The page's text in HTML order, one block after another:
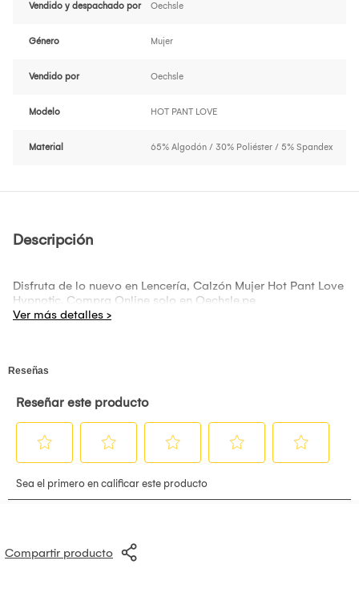
Vendido y despachado por Oechsle
Género Mujer
Vendido por Oechsle
Modelo HOT PANT LOVE
Material 65% Algodón / 30% Poliéster / 5% Spandex
Descripción
Disfruta de lo nuevo en Lencería, Calzón Mujer Hot Pant Love
Hypnotic. Compra Online solo en Oechsle.pe
Compartir producto